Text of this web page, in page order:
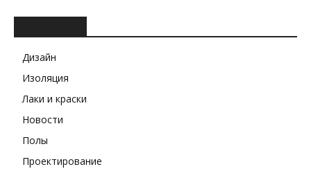
Дизайн
Изоляция
Лаки и краски
Новости
Полы
Проектирование